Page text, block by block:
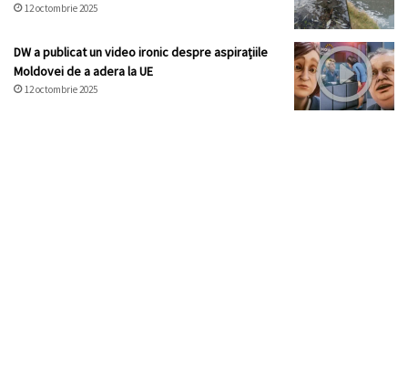
12 octombrie 2025
DW a publicat un video ironic despre aspirațiile
Moldovei de a adera la UE
12 octombrie 2025